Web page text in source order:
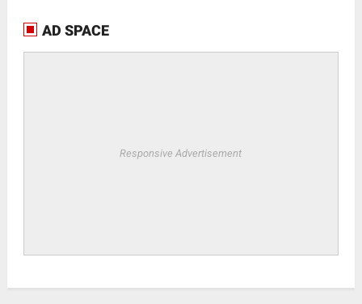
AD SPACE
Responsive Advertisement